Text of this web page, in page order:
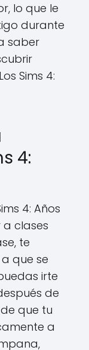
lo que le
durante
saber
Sims 4:
4:
4: Años
a clases
te
que se
irte
de
que tu
a